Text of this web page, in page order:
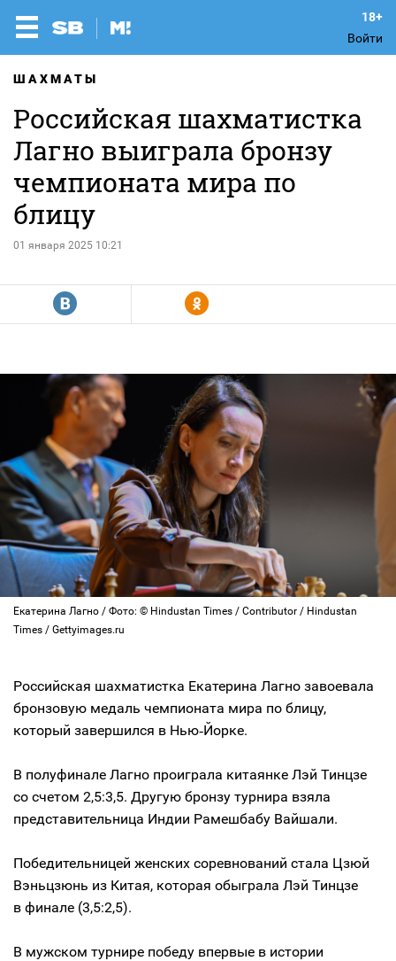
Войти
ШАХМАТЫ
Российская шахматистка
Лагно выиграла бронзу
чемпионата мира по
блицу
01 января 2025 10:21
R Y
Екатерина Лагно / Фото: © Hindustan Times / Contributor / Hindustan
Times / Gettyimages.ru
Российская шахматистка Екатерина Лагно завоевала
бронзовую медаль чемпионата мира по блицу,
который завершился в Нью‑Йорке.
В полуфинале Лагно проиграла китаянке Лэй Тинцзе
со счетом 2,5:3,5. Другую бронзу турнира взяла
представительница Индии Рамешбабу Вайшали.
Победительницей женских соревнований стала Цзюй
Вэньцзюнь из Китая, которая обыграла Лэй Тинцзе
в финале (3,5:2,5).
В мужском турнире победу впервые в истории